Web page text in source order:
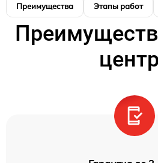
Преимущества Этапы работ